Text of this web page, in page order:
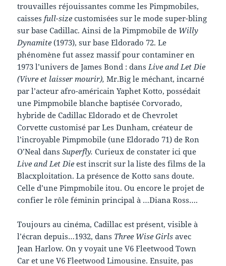
trouvailles réjouissantes comme les Pimpmobiles,
caisses full-size customisées sur le mode super-bling
sur base Cadillac. Ainsi de la Pimpmobile de Willy
Dynamite (1973), sur base Eldorado 72. Le
phénomène fut assez massif pour contaminer en
1973 l’univers de James Bond : dans Live and Let Die
(Vivre et laisser mourir), Mr.Big le méchant, incarné
par l’acteur afro-américain Yaphet Kotto, possédait
une Pimpmobile blanche baptisée Corvorado,
hybride de Cadillac Eldorado et de Chevrolet
Corvette customisé par Les Dunham, créateur de
l’incroyable Pimpmobile (une Eldorado 71) de Ron
O’Neal dansSuperfly. Curieux de constater ici que
Live and Let Die est inscrit sur la liste des films de la
Blacxploitation. La présence de Kotto sans doute.
Celle d’une Pimpmobile itou. Ou encore le projet de
confier le rôle féminin principal à …Diana Ross….
Toujours au cinéma, Cadillac est présent, visible à
l’écran depuis…1932, dans Three Wise Girlsavec
Jean Harlow. On y voyait une V6 Fleetwood Town
Car et une V6 Fleetwood Limousine. Ensuite, pas